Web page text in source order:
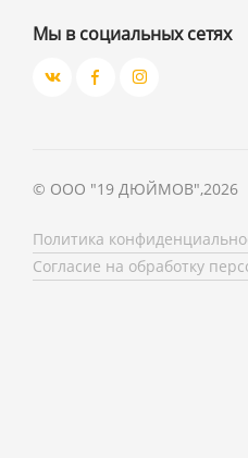
Мы в социальных сетях
© ООО "19 ДЮЙМОВ",2026
Политика
Согласие на обработку